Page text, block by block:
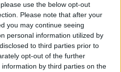
use the below opt-out
Please note that after your
you may continue seeing
personal information utilized by
to third parties prior to
opt-out of the further
by third parties on the
le a budapesti
az egyik kocsira,